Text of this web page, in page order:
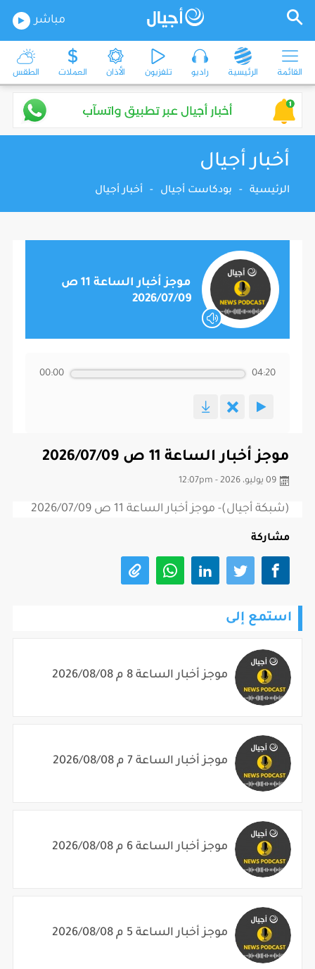
مباشر
القائمة الرئيسية راديو تلفزيون الأذان العملات الطقس
أخبار أجيال
الرئيسية - بودكاست أجيال - أخبار أجيال
موجز أخبار الساعة 11 ص
2026/07/09
00:00 04:20
موجز أخبار الساعة 11 ص 2026/07/09
09 يوليو، 2026 - 12:07pm
(شبكة أجيال)- موجز أخبار الساعة 11 ص 2026/07/09
مشاركة
استمع إلى
موجز أخبار الساعة 8 م 2026/08/08
موجز أخبار الساعة 7 م 2026/08/08
موجز أخبار الساعة 6 م 2026/08/08
موجز أخبار الساعة 5 م 2026/08/08